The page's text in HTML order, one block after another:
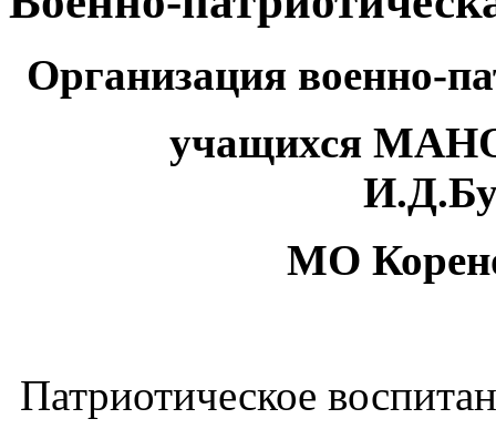
МО
Патриотическое
поколения всегда
благодатная пора для